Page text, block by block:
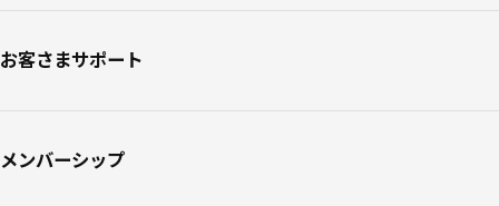
お客さまサポート
メンバーシップ